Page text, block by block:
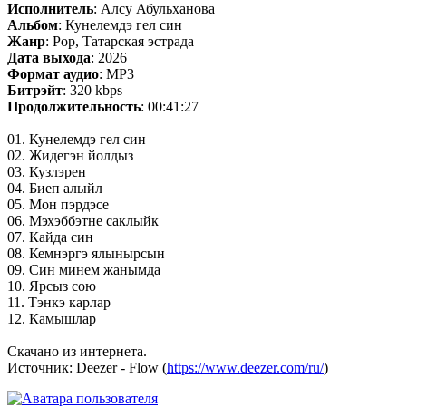
Исполнитель: Алсу Абульханова
Альбом: Кунелемдэ гел син
Жанр: Pop, Татарская эстрада
Дата выхода: 2026
Формат аудио: MP3
Битрэйт: 320 kbps
Продолжительность: 00:41:27
01. Кунелемдэ гел син
02. Жидегэн йолдыз
03. Кузлэрен
04. Биеп алыйл
05. Мон пэрдэсе
06. Мэхэббэтне саклыйк
07. Кайда син
08. Кемнэргэ ялынырсын
09. Син минем жанымда
10. Ярсыз сою
11. Тэнкэ карлар
12. Камышлар
Скачано из интернета.
Источник: Deezer - Flow (https://www.deezer.com/ru/)